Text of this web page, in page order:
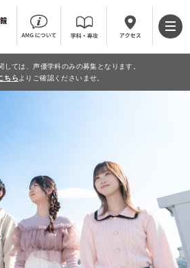
ては、声優学科のみの募集となります。
ちら よりご確認くださいませ。